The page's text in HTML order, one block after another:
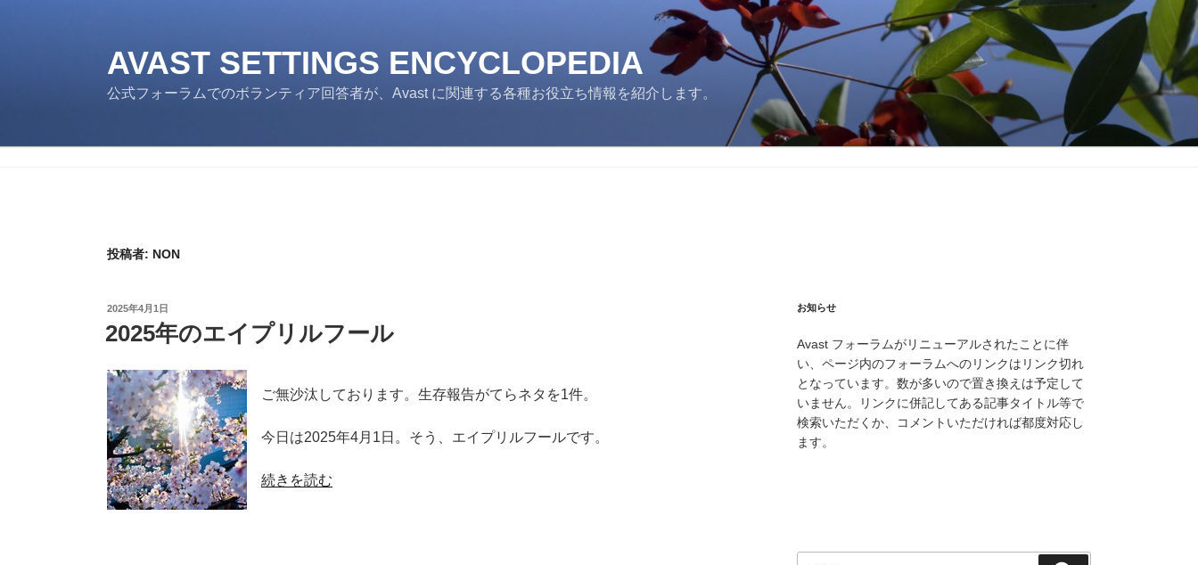
AVAST SETTINGS ENCYCLOPEDIA
公式フォーラムでのボランティア回答者が、Avast に関連する各種お役立ち情報を紹介します。
投稿者: NON
投
日:
2025年4月1日
2025年のエイプリルフール
ご無沙汰しております。生存報告がてらネタを1件。
今日は2025年4月1日。そう、エイプリルフールです。
“2025
続きを読む
お知らせ
Avast フォーラムがリニューアルされたことに伴
い、ページ内のフォーラムへのリンクはリンク切れ
となっています。数が多いので置き換えは予定して
いません。リンクに併記してある記事タイトル等で
検索いただくか、コメントいただければ都度対応し
ます。